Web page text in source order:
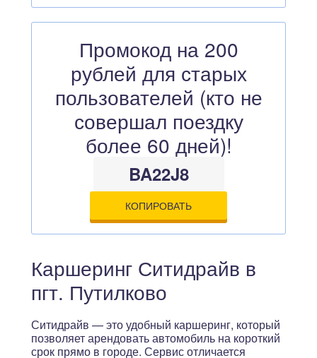
Промокод на 200
рублей для старых
пользователей (кто не
совершал поездку
более 60 дней)!
BA22J8
КОПИРОВАТЬ
Каршеринг Ситидрайв в
пгт. Путилково
Ситидрайв — это удобный каршеринг, который
позволяет арендовать автомобиль на короткий
срок прямо в городе. Сервис отличается